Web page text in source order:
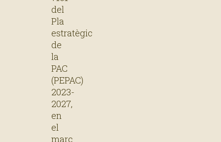
del
Pla
estratègic
de
la
PAC
(PEPAC)
2023-
2027,
en
el
marc